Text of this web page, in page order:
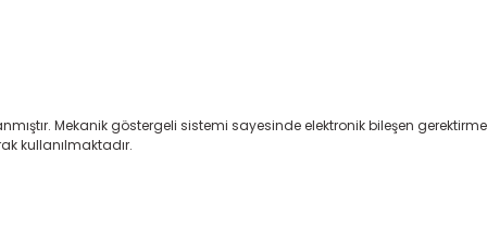
Mekanik göstergeli sistemi sayesinde elektronik bileşen
kullanılmaktadır.